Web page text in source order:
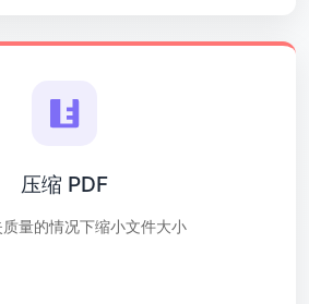
压缩 PDF
量的情况下缩小文件大小